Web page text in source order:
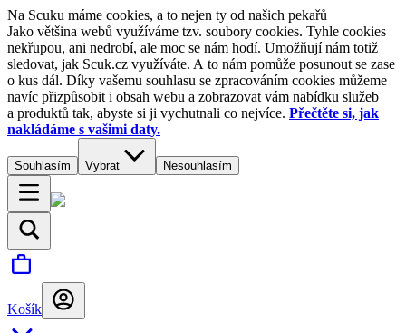
Na Scuku máme cookies, a to nejen ty od našich pekařů
Jako většina webů využíváme tzv. soubory cookies. Tyhle cookies
nekřupou, ani nedrobí, ale moc se nám hodí. Umožňují nám totiž
sledovat, jak Scuk.cz využíváte. A to nám pomůže posunout se zase
o kus dál. Díky vašemu souhlasu se zpracováním cookies můžeme
navíc přizpůsobit i obsah webu a zobrazovat vám nabídku služeb
a produktů tak, abyste si ji vychutnali co nejvíce. Přečtěte si, jak
nakládáme s vašimi daty.
Souhlasím Vybrat Nesouhlasím
Košík